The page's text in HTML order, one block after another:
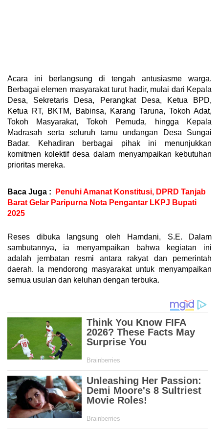
Acara ini berlangsung di tengah antusiasme warga.
Berbagai elemen masyarakat turut hadir, mulai dari Kepala
Desa, Sekretaris Desa, Perangkat Desa, Ketua BPD,
Ketua RT, BKTM, Babinsa, Karang Taruna, Tokoh Adat,
Tokoh Masyarakat, Tokoh Pemuda, hingga Kepala
Madrasah serta seluruh tamu undangan Desa Sungai
Badar. Kehadiran berbagai pihak ini menunjukkan
komitmen kolektif desa dalam menyampaikan kebutuhan
prioritas mereka.
Baca Juga :
Penuhi Amanat Konstitusi, DPRD Tanjab
Barat Gelar Paripurna Nota Pengantar LKPJ Bupati
2025
Reses dibuka langsung oleh Hamdani, S.E. Dalam
sambutannya, ia menyampaikan bahwa kegiatan ini
adalah jembatan resmi antara rakyat dan pemerintah
daerah. Ia mendorong masyarakat untuk menyampaikan
semua usulan dan keluhan dengan terbuka.